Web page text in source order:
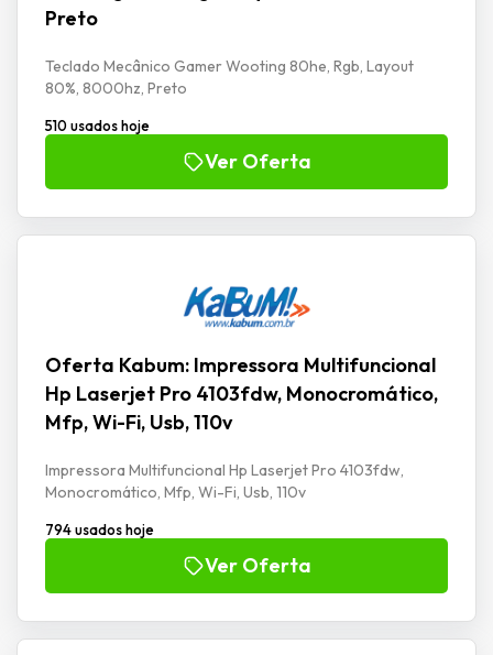
Preto
Teclado Mecânico Gamer Wooting 80he, Rgb, Layout
80%, 8000hz, Preto
510 usados hoje
Ver Oferta
Oferta Kabum: Impressora Multifuncional
Hp Laserjet Pro 4103fdw, Monocromático,
Mfp, Wi-Fi, Usb, 110v
Impressora Multifuncional Hp Laserjet Pro 4103fdw,
Monocromático, Mfp, Wi-Fi, Usb, 110v
794 usados hoje
Ver Oferta